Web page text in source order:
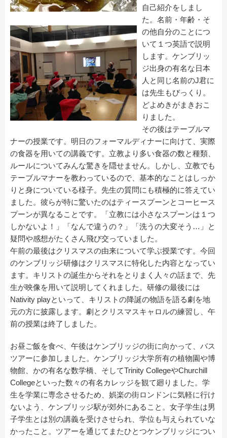
自己紹介をしまし
た。名前・年齢・そ
の他自分のことにつ
いて１つ英語で説明
します。ケンブリッ
ジ出身の有名な日本
人と同じ名前のJ君に
は先生もびっくり。
どよめきがまきおこ
りました。
その後はテーブルマ
ナーの授業です。明日のフォーマルディナーに向けて、実際
の食器を用いての講義です。立教より多い食器の数と種類、
ルールについてみんな驚きを隠せません。しかし、立教でも
テーブルマナーを教わっているので、基本的なことはしっか
りと身についている様子。先生の質問にも積極的に答えてい
ました。彼らが特に驚いたのはティースプーンとコーヒース
プーンが異なることです。「立教には小さなスプーンは１つ
しかないよ！」「なんで違うの？」「洗うの大変そう…」と
疑問や感想がたくさん飛び交っていました。
午前の最後はクリスマスの由来について学ぶ授業です。今回
のケンブリッジ研修はクリスマスに特化した内容となってい
ます。キリストの誕生からそれをとりまく人々の話まで、先
生が映像を用いて説明してくれました。研修の最後には
Nativity playといって、キリストの降誕の物語を語る劇を地
元の方に披露します。劇とクリスマスキャロルの練習し、午
前の授業は終了しました。
お昼ご飯を食べ、午後はケンブリッジの街に向かって、バス
ツアーに参加しました。ケンブリッジ大学所有の植物園や博
物館、かの有名な数学橋、そしてTrinity CollegeやChurchill
Collegeといった数々の有名カレッジを観て廻りました。学
生を学業に専念させるため、娯楽の街ロンドンに気軽に行け
ないよう、ケンブリッジ駅が郊外にあること。女子学生は男
子学生とは別の講義を受けさせられ、学位も与えられていな
かったこと。ツアーを通じてまたひとつケンブリッジについ